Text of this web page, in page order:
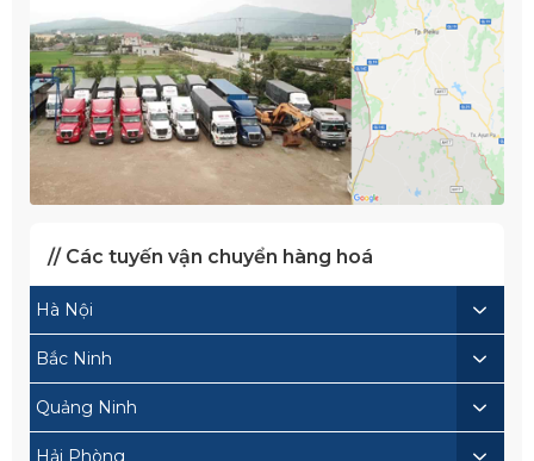
// Các tuyến vận chuyển hàng hoá
Hà Nội
Bắc Ninh
Quảng Ninh
Hải Phòng